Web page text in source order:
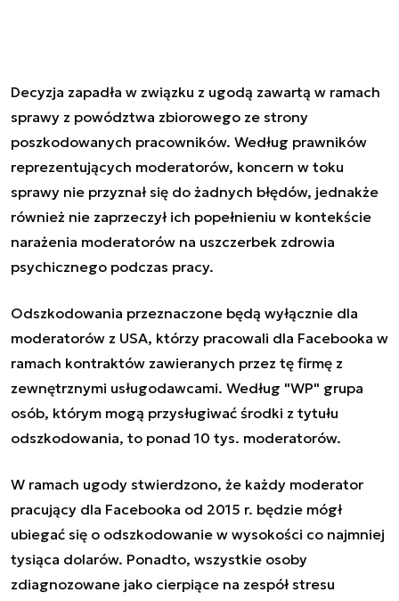
Decyzja zapadła w związku z ugodą zawartą w ramach
sprawy z powództwa zbiorowego ze strony
poszkodowanych pracowników. Według prawników
reprezentujących moderatorów, koncern w toku
sprawy nie przyznał się do żadnych błędów, jednakże
również nie zaprzeczył ich popełnieniu w kontekście
narażenia moderatorów na uszczerbek zdrowia
psychicznego podczas pracy.
Odszkodowania przeznaczone będą wyłącznie dla
moderatorów z USA, którzy pracowali dla Facebooka w
ramach kontraktów zawieranych przez tę firmę z
zewnętrznymi usługodawcami. Według "WP" grupa
osób, którym mogą przysługiwać środki z tytułu
odszkodowania, to ponad 10 tys. moderatorów.
W ramach ugody stwierdzono, że każdy moderator
pracujący dla Facebooka od 2015 r. będzie mógł
ubiegać się o odszkodowanie w wysokości co najmniej
tysiąca dolarów. Ponadto, wszystkie osoby
zdiagnozowane jako cierpiące na zespół stresu